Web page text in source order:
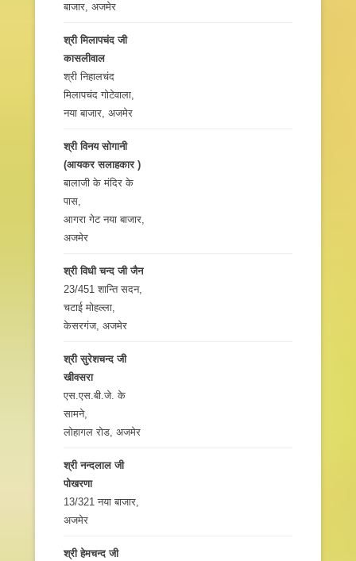
बाजार, अजमेर
श्री मिलापचंद जी
कासलीवाल
श्री निहालचंद
मिलापचंद गोटेवाला,
नया बाजार, अजमेर
श्री विनय सोगानी
(आयकर सलाहकार )
बालाजी के मंदिर के
पास,
आगरा गेट नया बाजार,
अजमेर
श्री विधी चन्द जी जैन
23/451 शान्ति सदन,
चटाई मोहल्ला,
केसरगंज, अजमेर
श्री सुरेशचन्द जी
खीवसरा
एस.एस.बी.जे. के
सामने,
लोहागल रोड, अजमेर
श्री नन्दलाल जी
पोखरणा
13/321 नया बाजार,
अजमेर
श्री हेमचन्द जी